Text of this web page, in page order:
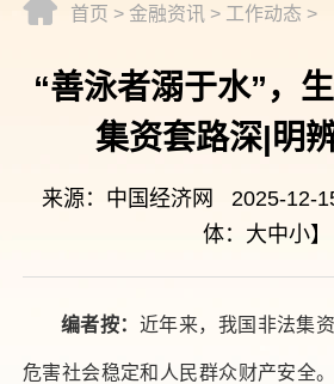
首页 > 金融资讯 > 工作动态 >
“善泳者溺于水”，
集资套路深|明
来源：中国经济网 2025-12-
体： 大中小】
编者按： 近年来，我国非法集
危害社会稳定和人民群众财产安全